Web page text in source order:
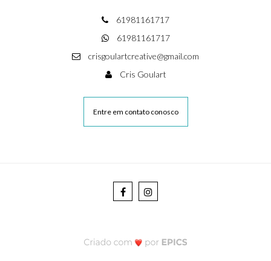
61981161717
61981161717
crisgoulartcreative@gmail.com
Cris Goulart
Entre em contato conosco